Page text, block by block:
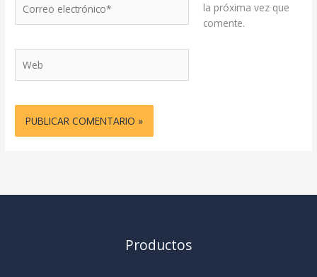
electrónico*
la próxima vez que
comente.
Productos